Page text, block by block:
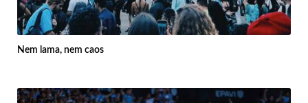
Nem lama, nem caos